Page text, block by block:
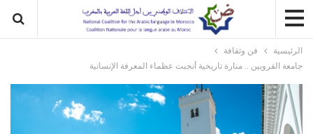
الرئيسية
فن وثقافة
جامعة القرويين .. منارة تاريخية أنجبت عظماء المعرفة الإنسانية